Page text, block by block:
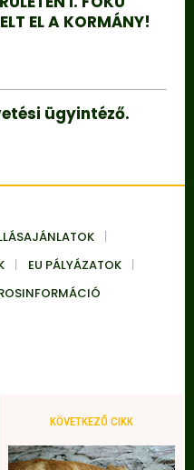
EL A KORMÁNY!
ügyintéző.
EU PÁLYÁZATOK
KÖVETKEZŐ CIKK